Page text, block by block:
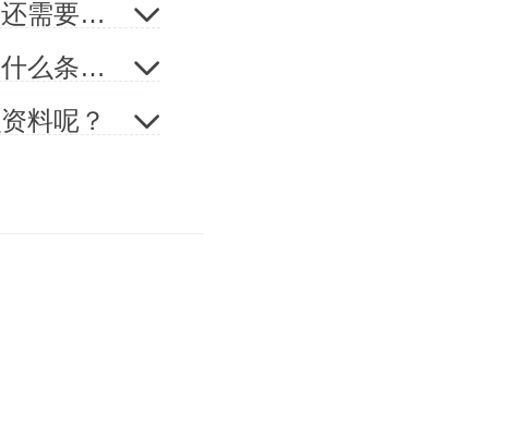
权转让的
让。比如
构来做价
法人代表变更后的责任有什么？法人代表变更后还需要承担什么责任吗？
公司变更法人需要什么资料？公司变更法人需要什么条件？
料呢？